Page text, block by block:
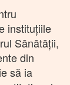
instituţiile
Sănătăţii,
din
să ia